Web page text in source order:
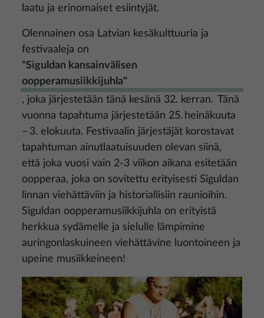
laatu ja erinomaiset esiintyjät.
Olennainen osa Latvian kesäkulttuuria ja
festivaaleja on
"Siguldan kansainvälisen
oopperamusiikkijuhla"
, joka järjestetään tänä kesänä 32. kerran. Tänä
vuonna tapahtuma järjestetään 25. heinäkuuta
– 3. elokuuta. Festivaalin järjestäjät korostavat
tapahtuman ainutlaatuisuuden olevan siinä,
että joka vuosi vain 2-3 viikon aikana esitetään
oopperaa, joka on sovitettu erityisesti Siguldan
linnan viehättäviin ja historiallisiin raunioihin.
Siguldan oopperamusiikkijuhla on erityistä
herkkua sydämelle ja sielulle lämpimine
auringonlaskuineen viehättävine luontoineen ja
upeine musiikkeineen!
Kuva